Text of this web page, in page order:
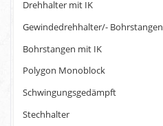
Drehhalter mit IK
Gewindedrehhalter/- Bohrstangen
Bohrstangen mit IK
Polygon Monoblock
Schwingungsgedämpft
Stechhalter